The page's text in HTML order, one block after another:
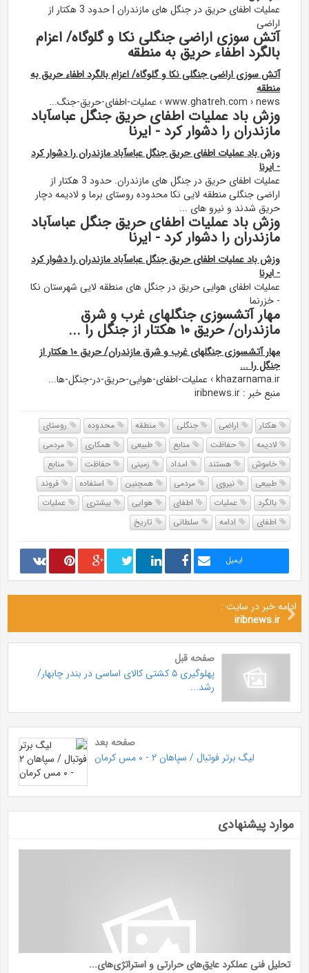
عملیات اطفای حریق در جنگل های مازندران | حدود 3 هکتار از
اراضی
آتش سوزی اراضی جنگلی نکا و گلوگاه/ اعزام
بالگرد اطفاء حریق به منطقه
آتش سوزی اراضی جنگلی نکا و گلوگاه/ اعزام بالگرد اطفاء حریق به
منطقه
www.ghatreh.com › news › عملیات-اطفای-حریق-جنگ...
وزش باد عملیات اطفای حریق جنگل عباسآباد
مازندران را دشوار کرد - ایرنا
وزش باد عملیات اطفای حریق جنگل عباسآباد مازندران را دشوار کرد
- ایرنا
عملیات اطفای حریق در جنگل های مازندران. حدود 3 هکتار از
اراضی جنگلی منطقه لایی نکا محدوده روستای برما و لادیمه دچار
حریق شدند و نیرو های ...
وزش باد عملیات اطفای حریق جنگل عباسآباد
مازندران را دشوار کرد - ایرنا
وزش باد عملیات اطفای حریق جنگل عباسآباد مازندران را دشوار کرد
- ایرنا
عملیات اطفای هوایی حریق در جنگل های منطقه لایی شهرستان نکا
- خزرنما
مهار آتشسوزی جنگلهای غرب و شرق
مازندران/ حریق ۱۰ هکتار از جنگل را ...
مهار آتشسوزی جنگلهای غرب و شرق مازندران/ حریق ۱۰ هکتار از
جنگل را ...
khazarnama.ir › عملیات-اطفای-هوایی-حریق-در-جنگل-ها...
منبع خبر : iribnews.ir
هکتار اراضی جنگلی منطقه محدوده
روستای
لادیمه
حفاظت منابع طبیعی همکاری
مردمی
خاموش
هستند امداد زمینی حفاظت
منابع
طبیعی
نیروی مردمی همچنین استفاده
فروند
بالگرد
عملیات اطفای هوایی بیشتری
عملیات
اطفای
ادامه سلطانی تاریخ
ایمیل
ادامه خبر در سایت :
iribnews.ir
صفحه قبل
پهلوگیری ۵ کشتی کالای اساسی در بندر چابهار/
رشد...
صفحه بعد
لیگ برتر فوتبال / سپاهان ۲ - ۰ مس کرمان
موارد پیشنهادی
تحلیل فنی عملکرد عایق‌های حرارتی و استراتژی‌های...